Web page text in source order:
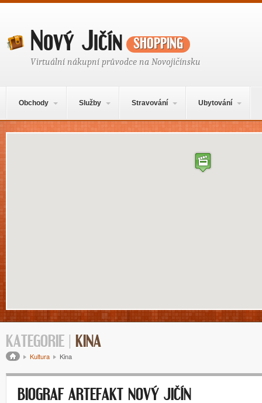
Nový Jičínshopping
Virtuální nákupní průvodce na Novojičínsku
Obchody Služby Stravování Ubytování
Mapa obsahu
KATEGORIE | KINA
Drobečková navigace
Kultura Kina
BIOGRAF ARTEFAKT NOVÝ JIČÍN